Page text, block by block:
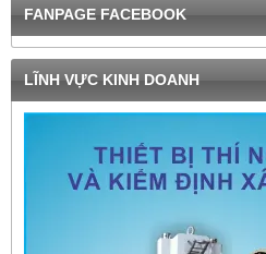
FANPAGE FACEBOOK
LĨNH VỰC KINH DOANH